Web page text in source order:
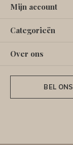
Mijn account
Categorieën
Over ons
BEL ONS